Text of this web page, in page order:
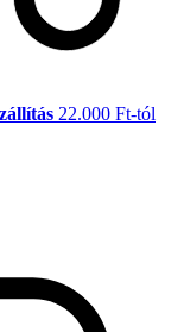
22.000 Ft-tól